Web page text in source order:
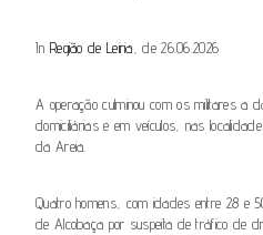
In Região de Leiria , de 26.06.2026
A operação culminou com os militares a
domiciliárias e em veículos, nas
da Areia.
Quatro homens, com idades entre 28 e
de Alcobaça por suspeita de tráfico de